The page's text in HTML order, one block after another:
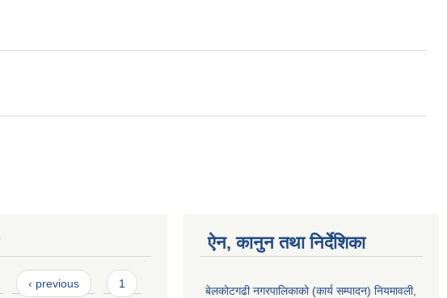
‹ previous
1
ऐन, कानुन तथा निर्देशिका
बेलकोटगढी नगरपालिकाको (कार्य सम्पादन) नियमावली,